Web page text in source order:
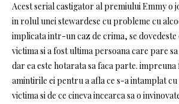
Acest serial castigator al premiului Emmy o
in rolul unei stewardese cu probleme cu
implicata intr-un caz de crima, se dovedeste
victima si a fost ultima persoana care pare
dar ea este hotarata sa faca parte.
amintirile ei pentru a afla ce s-a intamplat cu
victima si de ce cineva incearca sa o